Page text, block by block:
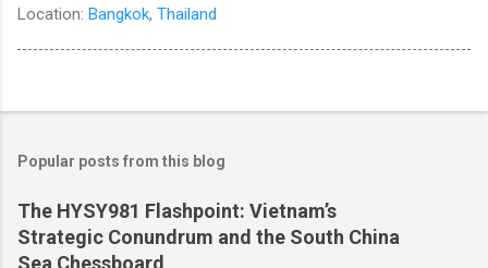
Location: Bangkok, Thailand
Popular posts from this blog
The HYSY981 Flashpoint: Vietnam’s
Strategic Conundrum and the South China
Sea Chessboard